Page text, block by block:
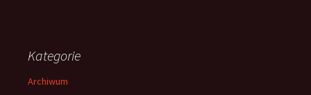
Kategorie
Archiwum